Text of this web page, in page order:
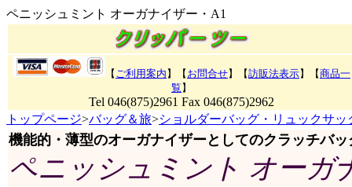
ペニッシュミント オーガナイザー・A1
【 ご利用案内 】【 お問合せ】【訪販法表示】 【商品一
覧 】
Tel 046(875)2961 Fax 046(875)2962
トップページ>バッグ＆旅>ショルダーバッグ・リュックサ
機能的・薄型のオーガナイザーとしてのクラッチバッ
ペニッシュミント オーガ